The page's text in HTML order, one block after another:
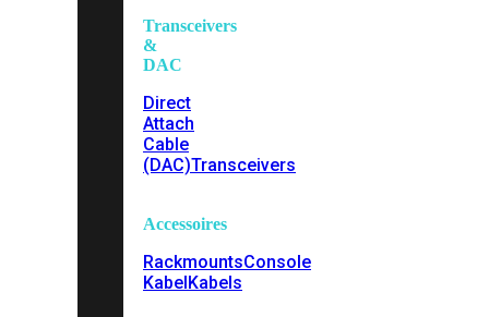
Transceivers
&
DAC
Direct
Attach
Cable
(DAC)Transceivers
Accessoires
RackmountsConsole
KabelKabels